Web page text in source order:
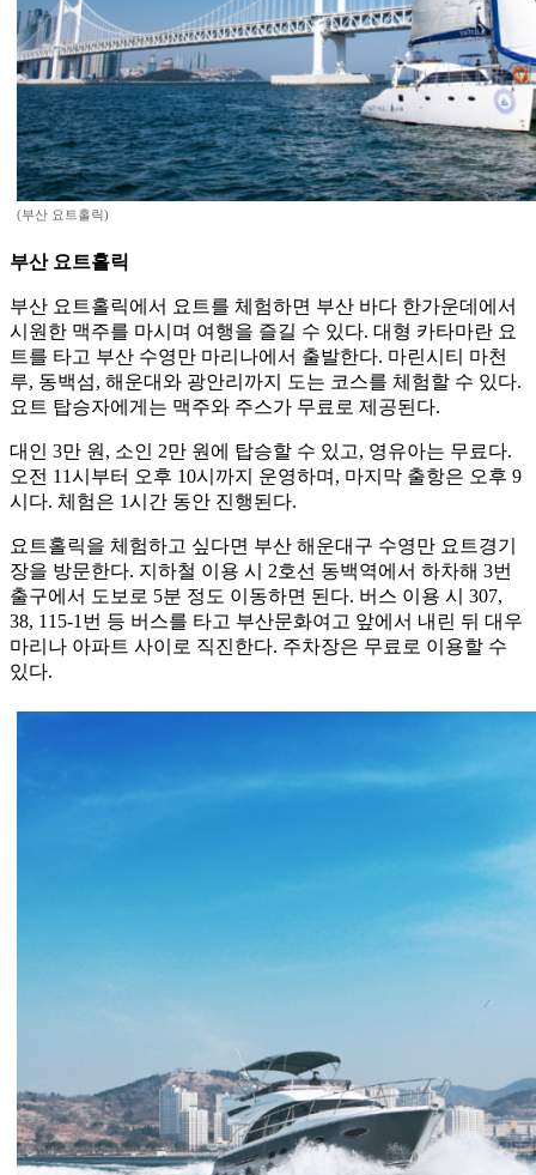
(부산 요트홀릭)
부산 요트홀릭
부산 요트홀릭에서 요트를 체험하면 부산 바다 한가운데에서
시원한 맥주를 마시며 여행을 즐길 수 있다. 대형 카타마란 요
트를 타고 부산 수영만 마리나에서 출발한다. 마린시티 마천
루, 동백섬, 해운대와 광안리까지 도는 코스를 체험할 수 있다.
요트 탑승자에게는 맥주와 주스가 무료로 제공된다.
대인 3만 원, 소인 2만 원에 탑승할 수 있고, 영유아는 무료다.
오전 11시부터 오후 10시까지 운영하며, 마지막 출항은 오후 9
시다. 체험은 1시간 동안 진행된다.
요트홀릭을 체험하고 싶다면 부산 해운대구 수영만 요트경기
장을 방문한다. 지하철 이용 시 2호선 동백역에서 하차해 3번
출구에서 도보로 5분 정도 이동하면 된다. 버스 이용 시 307,
38, 115-1번 등 버스를 타고 부산문화여고 앞에서 내린 뒤 대우
마리나 아파트 사이로 직진한다. 주차장은 무료로 이용할 수
있다.